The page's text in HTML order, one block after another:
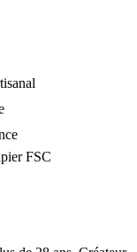
FSC